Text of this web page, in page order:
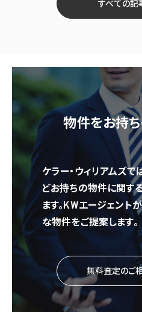
すべての記
物件をお持
ケラー・ウィリアムズで
どお持ちの物件に関す
ます。KWエージェント
な物件をご提案します。
無料査定のご